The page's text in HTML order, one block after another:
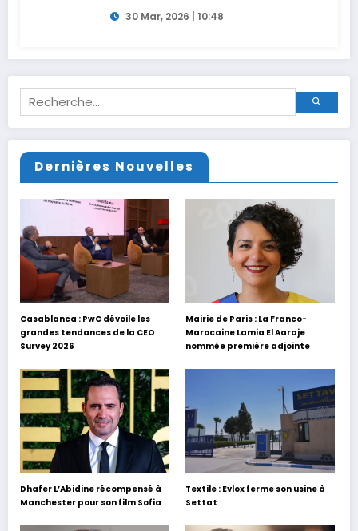
30 Mar, 2026 | 10:48
Dernières Nouvelles
Casablanca : PwC dévoile les
grandes tendances de la CEO
Survey 2026
Mairie de Paris : La Franco-
Marocaine Lamia El Aaraje
nommée première adjointe
Dhafer L’Abidine récompensé à
Manchester pour son film Sofia
Textile : Evlox ferme son usine à
Settat